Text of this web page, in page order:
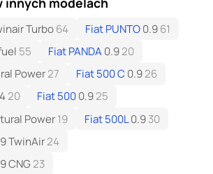
Turbo64 Fiat PUNTO0.961
55 Fiat PANDA0.920
Power27 Fiat 500 C 0.926
20 Fiat 5000.925
Power19 Fiat 500L0.930
TwinAir24
CNG23